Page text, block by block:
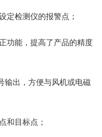
定检测仪的报警点；
功能，提高了产品的精度
输出，方便与风机或电磁
和目标点；